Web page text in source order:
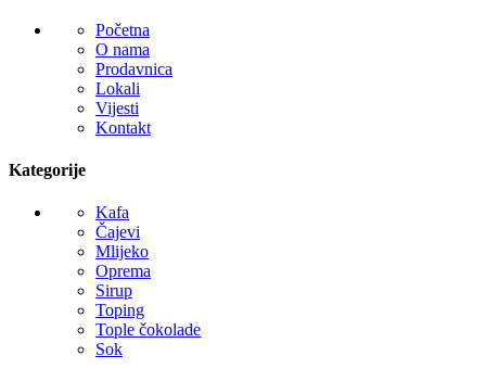
Početna
O nama
Prodavnica
Lokali
Vijesti
Kontakt
Kategorije
Kafa
Čajevi
Mlijeko
Oprema
Sirup
Toping
Tople čokolade
Sok